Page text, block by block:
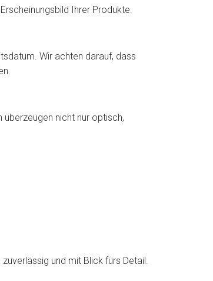
Ihrer Produkte.
Wir achten darauf, dass
nicht nur optisch,
und mit Blick fürs Detail.